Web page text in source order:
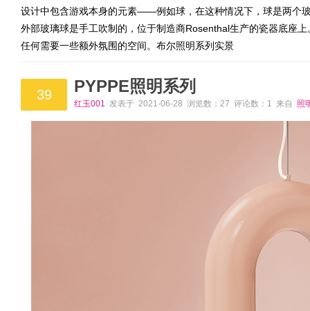
设计中包含游戏本身的元素——例如球，在这种情况下，球是两个
外部玻璃球是手工吹制的，位于制造商Rosenthal生产的瓷器底座
任何需要一些额外氛围的空间。布尔照明系列实景
39 PYPPE照明系列
红玉001 发表于 2021-06-28 浏览数：27 评论数：1 来自 照